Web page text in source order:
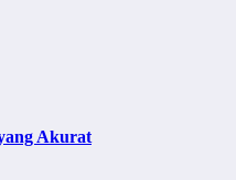
Akurat